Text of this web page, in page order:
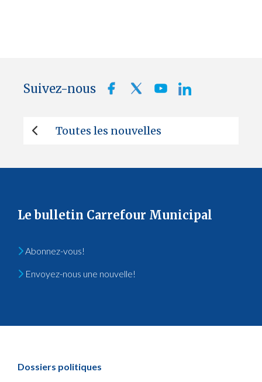
Suivez-nous
Toutes les nouvelles
Le bulletin Carrefour Municipal
Abonnez-vous!
Envoyez-nous une nouvelle!
Dossiers politiques